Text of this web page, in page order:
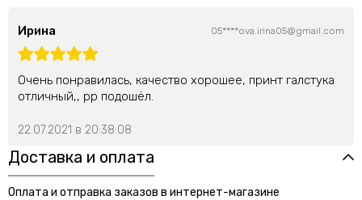
Ирина 05****ova.irina05@gmail.com
Очень понравилась, качество хорошее, принт галстука
отличный,, рр подошёл.
22.07.2021 в 20:38:08
Доставка и оплата
Оплата и отправка заказов в интернет-магазине